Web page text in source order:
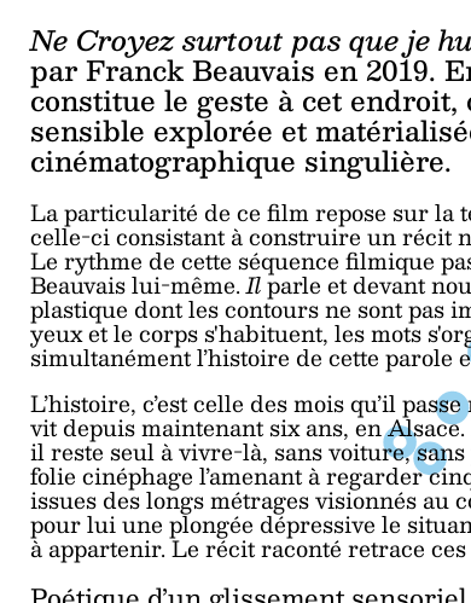
Ne Croyez surtout pas que je
par Franck Beauvais en 2019.
constitue le geste à cet
sensible explorée et
cinématographique singulière.
La particularité de ce film repose sur la
celle-ci consistant à construire un récit
Le rythme de cette séquence filmique
Beauvais lui-même.Ilparle et devant
plastique dont les contours ne sont pas
yeux et le corps s'habituent, les mots
simultanément l’histoire de cette parole
L’histoire, c’est celle des mois qu’il
vit depuis maintenant six ans, en
ilreste seul à vivre-là, sans voiture,
folie cinéphage l’amenant à regarder
issues des longs métrages visionnés au
pour lui une plongée dépressive le
à appartenir. Le récit raconté retrace